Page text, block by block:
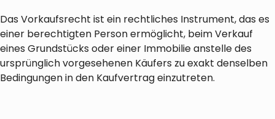
Das Vorkaufsrecht ist ein rechtliches Instrument, das es
einer berechtigten Person ermöglicht, beim Verkauf
eines Grundstücks oder einer Immobilie anstelle des
ursprünglich vorgesehenen Käufers zu exakt denselben
Bedingungen in den Kaufvertrag einzutreten.